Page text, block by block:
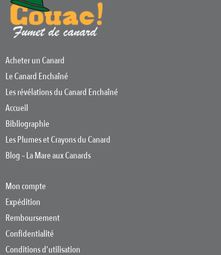
Acheter un Canard
Le Canard Enchaîné
Les révélations du Canard Enchaîné
Accueil
Bibliographie
Les Plumes et Crayons du Canard
Blog – La Mare aux Canards
Mon compte
Expédition
Remboursement
Confidentialité
Conditions d’utilisation